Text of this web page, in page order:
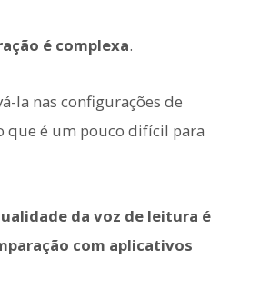
é complexa.
la nas configurações de
que é um pouco difícil para
da voz de leitura é
com aplicativos